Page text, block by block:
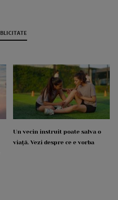
Un vecin instruit poate salva o
viață. Vezi despre ce e vorba